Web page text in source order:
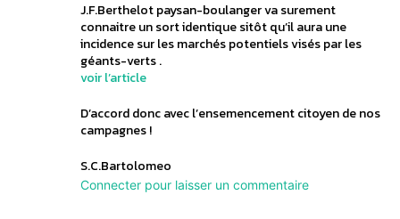
J.F.Berthelot paysan-boulanger va surement
connaitre un sort identique sitôt qu’il aura une
incidence sur les marchés potentiels visés par les
géants-verts .
voir l’article
D’accord donc avec l’ensemencement citoyen de nos
campagnes !
S.C.Bartolomeo
Connecter pour laisser un commentaire